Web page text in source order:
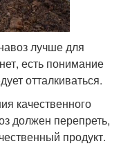
лучше для
есть понимание
отталкиваться.
качественного
должен перепреть,
продукт.